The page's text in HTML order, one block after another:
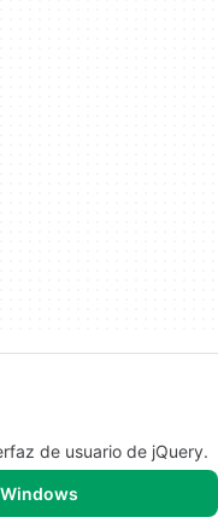
de usuario de jQuery.